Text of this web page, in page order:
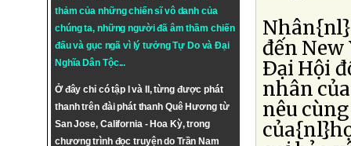
thảm của những chiến sĩ vô danh của
chúng ta, những người đã âm thầm chiến
đấu và gục ngã vì lý tưởngTự DovàĐại
Nghĩa Dân Tộc...
Ở đây chỉ có tập I và II, từng được phát
thanh trên đài phát thanh Quê Hương từ
San Jose, California - Hoa Kỳ, trong
chương trình đọc truyện do Trần Nam
đến
Ðại Hội
nhân
nêu